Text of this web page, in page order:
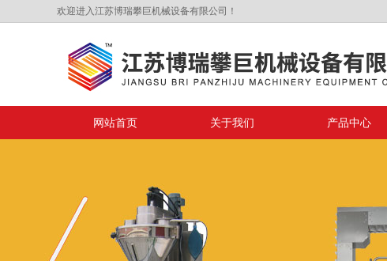
欢迎进入江苏博瑞攀巨机械设备有限公司！
网站首页 关于我们 产品中心